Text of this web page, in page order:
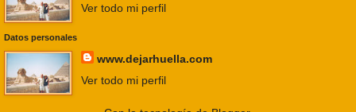
Ver todo mi perfil
Datos personales
www.dejarhuella.com
Ver todo mi perfil